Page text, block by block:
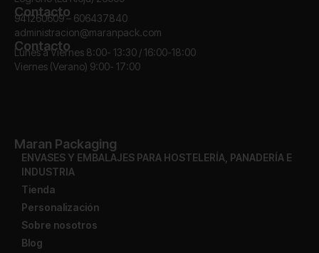
Contacto
941260609 – 606437840
administracion@maranpack.com
Contacto
Lunes a Viernes 8:00- 13:30 / 16:00-18:00
Viernes (Verano) 9:00- 17:00
Maran Packaging
ENVASES Y EMBALAJES PARA HOSTELERÍA, PANADERÍA E
INDUSTRIA
Tienda
Personalización
Sobre nosotros
Blog